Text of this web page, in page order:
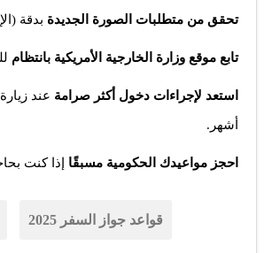
تحقق من متطلبات الصورة الجديدة بدقة
تابع موقع وزارة الخارجية الأمريكية بانتظام
استعد لإجراءات دخول أكثر صرامة
أشهر.
احجز مواعيدك الحكومية مسبقًا إذا كنت
قواعد جواز السفر 2025